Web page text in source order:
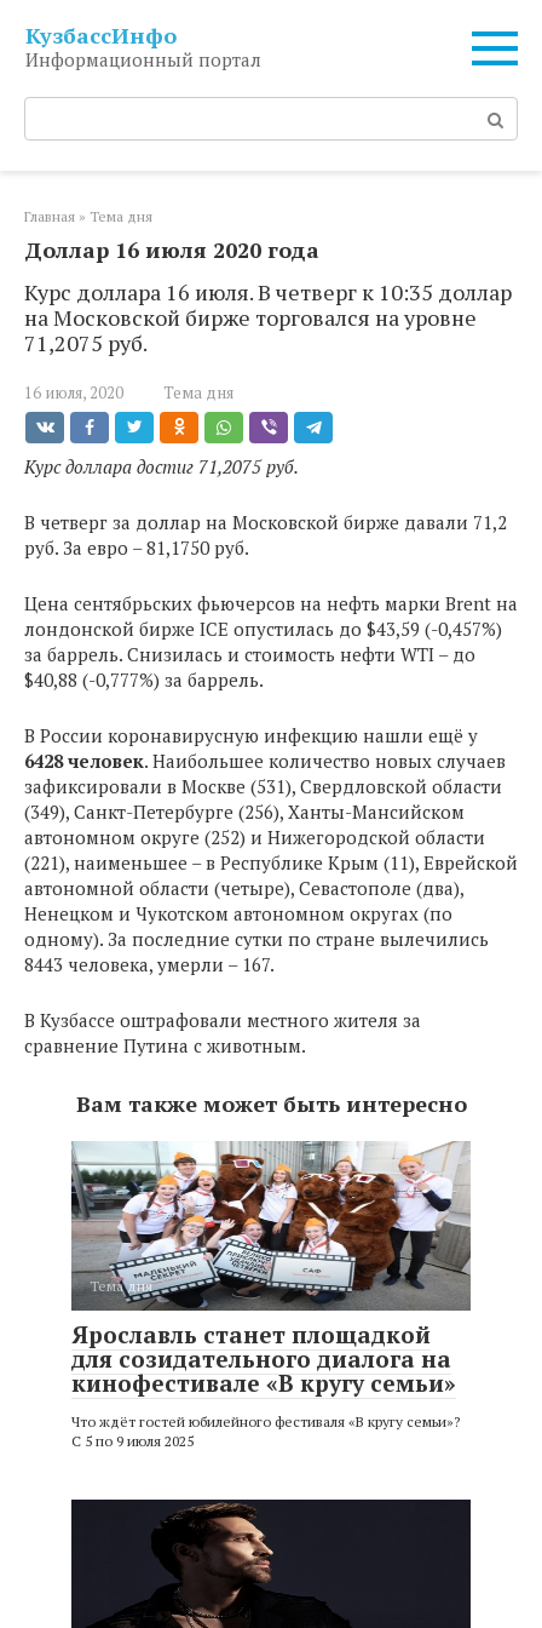
контенту
КузбассИнфо
Информационный портал
Поиск:
Главная » Тема дня
Доллар 16 июля 2020 года
Курс доллара 16 июля. В четверг к 10:35 доллар
на Московской бирже торговался на уровне
71,2075 руб.
16 июля, 2020 Тема дня
Курс доллара достиг 71,2075 руб.
В четверг за доллар на Московской бирже давали 71,2
руб. За евро – 81,1750 руб.
Цена сентябрьских фьючерсов на нефть марки Brent на
лондонской бирже ICE опустилась до $43,59 (-0,457%)
за баррель. Снизилась и стоимость нефти WTI – до
$40,88 (-0,777%) за баррель.
В России коронавирусную инфекцию нашли ещё у
6428 человек. Наибольшее количество новых случаев
зафиксировали в Москве (531), Свердловской области
(349), Санкт-Петербурге (256), Ханты-Мансийском
автономном округе (252) и Нижегородской области
(221), наименьшее – в Республике Крым (11), Еврейской
автономной области (четыре), Севастополе (два),
Ненецком и Чукотском автономном округах (по
одному). За последние сутки по стране вылечились
8443 человека, умерли – 167.
В Кузбассе оштрафовали местного жителя за
сравнение Путина с животным.
Вам также может быть интересно
Тема дня
Ярославль станет площадкой
для созидательного диалога на
кинофестивале «В кругу семьи»
Что ждёт гостей юбилейного фестиваля «В кругу семьи»?
С 5 по 9 июля 2025